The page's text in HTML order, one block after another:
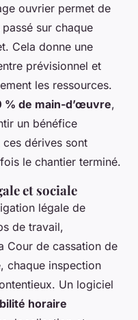
ouvrier permet de
sur chaque
Cela donne une
prévisionnel et
les ressources.
% de main-d’œuvre,
un bénéfice
dérives sont
le chantier terminé.
et sociale
légale de
de travail,
Cour de cassation de
chaque inspection
Un logiciel
horaire